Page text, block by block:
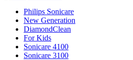
Philips Sonicare
New Generation
DiamondClean
For Kids
Sonicare 4100
Sonicare 3100